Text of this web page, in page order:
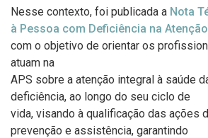
Nesse contexto, foi publicada a Nota
à Pessoa com Deficiência na
com o objetivo de orientar os
atuam na
APS sobre a atenção integral à saúde
deficiência, ao longo do seu ciclo de
vida, visando à qualificação das ações
prevenção e assistência, garantindo